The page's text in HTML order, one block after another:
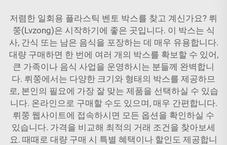
저렴한 일회용 플라스틱 벤토 박스를 찾고 계신가요? 뤼
쭝(Lvzong)은 시작하기에 좋은 곳입니다. 이 박스는 식
사, 간식 또는 남은 음식을 포장하는 데 매우 유용합니다.
대량 구매하면 한 번에 여러 개의 박스를 확보할 수 있어,
큰 가족이나 음식 사업을 운영하시는 분들께 완벽합니
다. 뤼쭝에서는 다양한 크기와 형태의 박스를 제공하므
로, 본인의 필요에 가장 잘 맞는 제품을 선택하실 수 있습
니다. 온라인으로 구매할 수도 있으며, 매우 간편합니다.
뤼쭝 웹사이트에 접속하시면 모든 옵션을 확인하실 수
있습니다. 가격을 비교해 최적의 거래 조건을 찾아보세
요. 때때로 대량 구매 시 특별 혜택이나 할인도 제공합니